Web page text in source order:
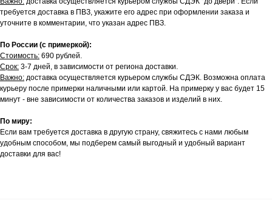
требуется доставка в ПВЗ, укажите его адрес при оформлении заказа и
уточните в комментарии, что указан адрес ПВЗ.
По России (с примеркой):
Стоимость: 690 рублей.
Срок: 3-7 дней, в зависимости от региона доставки.
Важно: доставка осуществляется курьером службы СДЭК. Возможна оплата
курьеру после примерки наличными или картой. На примерку у вас будет 15
минут - вне зависимости от количества заказов и изделий в них.
По миру:
Если вам требуется доставка в другую страну, свяжитесь с нами любым
удобным способом, мы подберем самый выгодный и удобный вариант
доставки для вас!